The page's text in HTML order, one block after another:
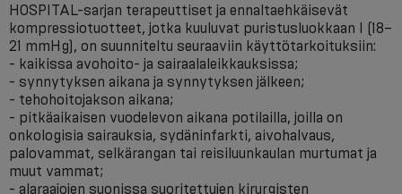
HOSPITAL-sarjan terapeuttiset ja ennaltaehkäisevät
kompressiotuotteet, jotka kuuluvat puristusluokkaan I (18–
21 mmHg), on suunniteltu seuraaviin käyttötarkoituksiin:
- kaikissa avohoito- ja sairaalaleikkauksissa;
- synnytyksen aikana ja synnytyksen jälkeen;
- tehohoitojakson aikana;
- pitkäaikaisen vuodelevon aikana potilailla, joilla on
onkologisia sairauksia, sydäninfarkti, aivohalvaus,
palovammat, selkärangan tai reisiluunkaulan murtumat ja
muut vammat;
- alaraajojen suonissa suoritettujen kirurgisten